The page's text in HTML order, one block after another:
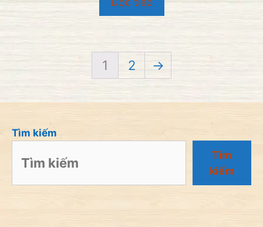
5
1 2 →
Tìm kiếm
Tìm
kiếm